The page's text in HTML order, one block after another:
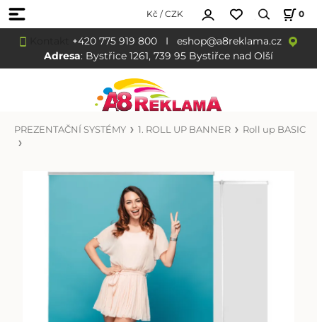
Kč / CZK 0
+420 775 919 800I
eshop@a8reklama.cz
Adresa: Bystřice 1261, 739 95 Bystiřce nad Olší
PREZENTAČNÍ SYSTÉMY 1. ROLL UP BANNER Roll up BASIC